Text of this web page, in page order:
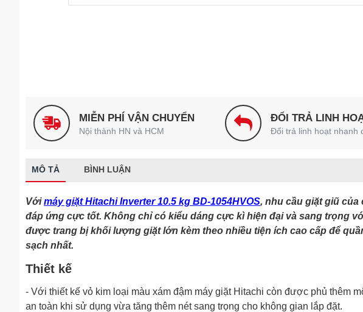
MIỄN PHÍ VẬN CHUYỂN
Nội thành HN và HCM
ĐỔI TRẢ LINH
Đổi trả linh hoạt nhanh
MÔ TẢ BÌNH LUẬN
Vớimáy giặt Hitachi Inverter 10.5 kg BD-1054HVOS, nhu cầu giặt giũ
đáp ứng cực tốt. Không chỉ có kiểu dáng cực kì hiện đại và sang trọng
được trang bị khối lượng giặt lớn kèm theo nhiều tiện ích cao cấp để
sạch nhất.
Thiết kế
- Với thiết kế vỏ kim loại màu xám đậm máy giặt Hitachi còn được phủ thêm
an toàn khi sử dụng vừa tăng thêm nét sang trọng cho không gian lắp đặt.